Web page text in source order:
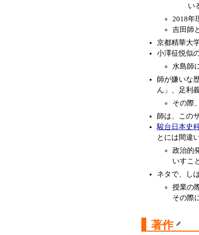
い
2018年
吉田師
京都精華大
小澤征悦似
水島師
師が嫌いな
ん」、足利
その際
師は、この
駿台 日本史
とには間違
政治的
いすこ
ネタで、し
授業の
その際
著作